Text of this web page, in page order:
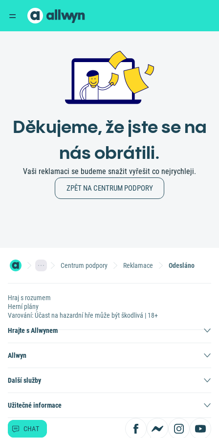
Děkujeme, že jste se na
nás obrátili.
Vaši reklamaci se budeme snažit vyřešit co nejrychleji.
ZPĚT NA CENTRUM PODPORY
Centrum podpory Reklamace Odesláno
Hraj s rozumem
Herní plány
Varování: Účast na hazardní hře může být škodlivá | 18+
Hrajte s Allwynem
Allwyn
Další služby
Užitečné informace
CHAT